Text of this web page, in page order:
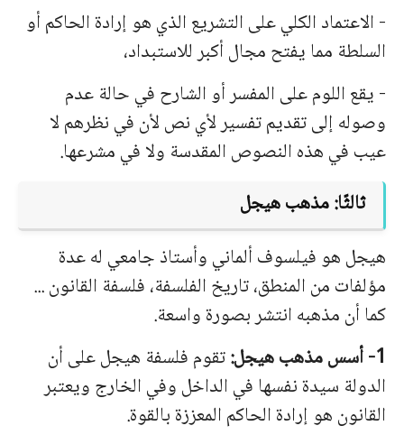
- الاعتماد الكلي على التشريع الذي هو إرادة الحاكم أو
السلطة مما يفتح مجال أكبر للاستبداد،
- يقع اللوم على المفسر أو الشارح في حالة عدم
وصوله إلى تقديم تفسير لأي نص لأن في نظرهم لا
عيب في هذه النصوص المقدسة ولا في مشرعها.
ثالثًا: مذهب هيجل
هيجل هو فيلسوف ألماني وأستاذ جامعي له عدة
مؤلفات من المنطق، تاريخ الفلسفة، فلسفة القانون ...
كما أن مذهبه انتشر بصورة واسعة.
1- أسس مذهب هيجل:
تقوم فلسفة هيجل على أن
الدولة سيدة نفسها في الداخل وفي الخارج ويعتبر
القانون هو إرادة الحاكم المعززة بالقوة.